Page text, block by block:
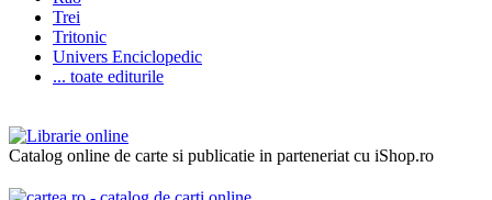
Trei
Tritonic
Univers Enciclopedic
... toate editurile
Catalog online de carte si publicatie in parteneriat cu iShop.ro